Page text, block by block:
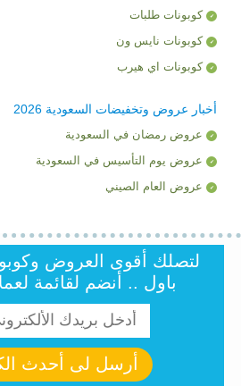
كوبونات طلبات
كوبونات نايس ون
كوبونات اي هيرب
أخبار عروض وتخفيضات السعودية 2026
عروض رمضان في السعودية
عروض يوم التأسيس في السعودية
عروض العام الصيني
لتصلك أقوى العروض
باول .. أنضم لقائمة
أرسل لى أحدث